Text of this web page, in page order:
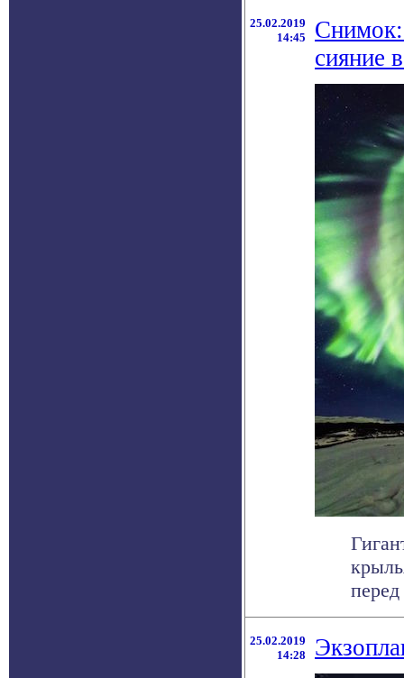
25.02.2019
14:45
Снимок:
сияние
25.02.2019
14:28